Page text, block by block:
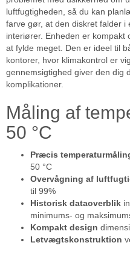
luftfugtigheden, så du kan
farve gør, at den diskret falder i
interiører. Enheden er kompakt
at fylde meget. Den er ideel til
kontorer, hvor klimakontrol er
gennemsigtighed giver den dig
komplikationer.
Måling af
50 °C
Præcis
50 °C
Overvågning af
til 99%
Historisk dataoverblik
minimums- og
Kompakt design
Letvægtskonstruktion